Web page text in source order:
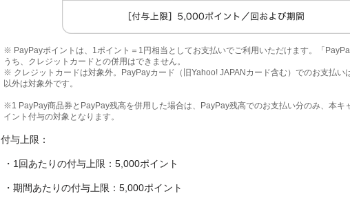
※ PayPayポイントは、1ポイント＝1円相当としてお支払いでご利用いただけます。「
うち、クレジットカードとの併用はできません。
※ クレジットカードは対象外。PayPayカード（旧Yahoo! JAPANカード含む）でのお支払い
以外は対象外です。
※1 PayPay商品券とPayPay残高を併用した場合は、PayPay残高でのお支払い分のみ、本キ
イント付与の対象となります。
付与上限：
・1回あたりの付与上限：5,000ポイント
・期間あたりの付与上限：5,000ポイント